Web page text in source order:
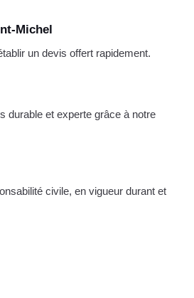
Michel
un devis offert rapidement.
durable et experte grâce à notre
civile, en vigueur durant et